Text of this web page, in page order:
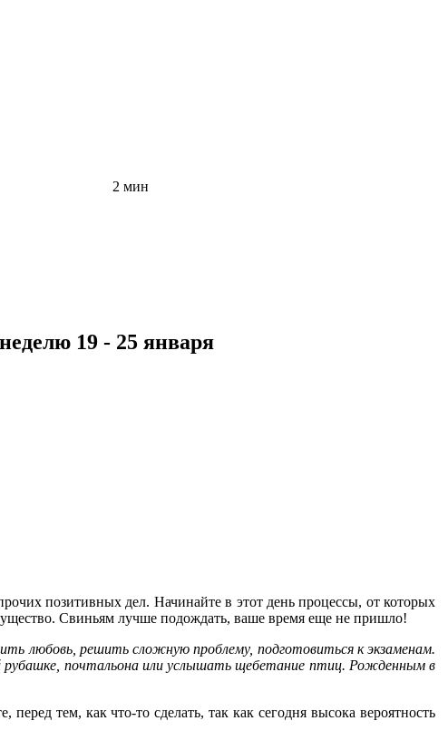
2 мин
19 - 25 января
позитивных дел. Начинайте в этот день процессы, от которых
Свиньям лучше подождать, ваше время еще не пришло!
любовь, решить сложную проблему, подготовиться к экзаменам.
почтальона или услышать щебетание птиц. Рожденным в
тем, как что-то сделать, так как сегодня высока вероятность